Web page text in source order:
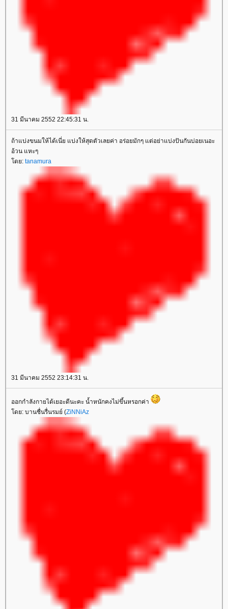
31 มีนาคม 2552 22:45:31 น.
ถ้าแบ่งขนมให้ได้เนี่ย แบ่งให้สุดตัวเลยค่า อร่อยมักๆ แต่อย่าแบ่งปันกันบ่อยเนอะ
อ้วน แหะๆ
ดย: tanamura
31 มีนาคม 2552 23:14:31 น.
ออกกำลังกายได้เยอะดีนะคะ น้ำหนักคงไม่ขึ้นหรอกค่า
ดย: บานชื่นรื่นรมย์ (ZiNNiAz